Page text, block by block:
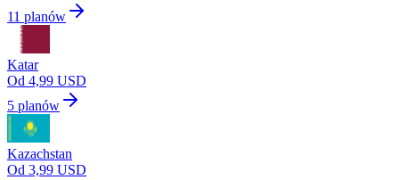
11 planów
Katar
Od 4,99 USD
5 planów
Kazachstan
Od 3,99 USD